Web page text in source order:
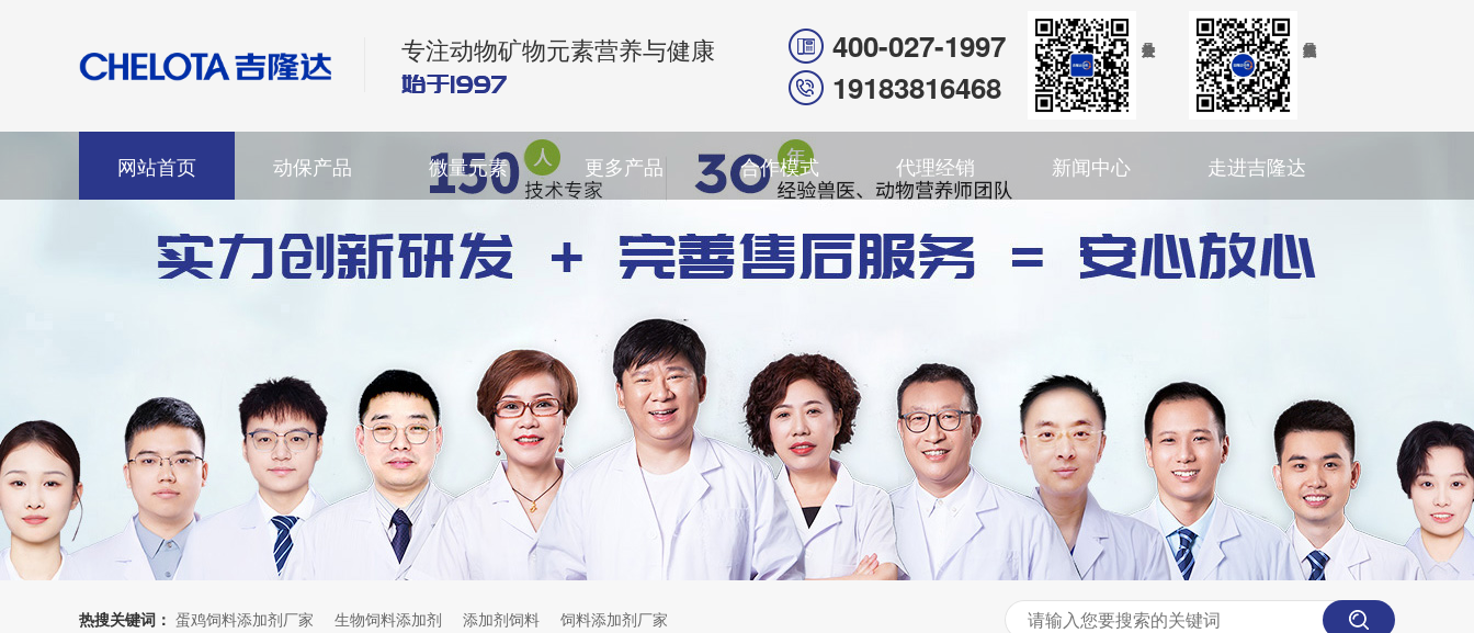
专注动物矿物元素营养与健康
400-027-1997
19183816468
网站首页 动保产品 微量元素 更多产品 合作模式 代理经销 新闻中心 走进吉隆达
热搜关键词： 蛋鸡饲料添加剂厂家 生物饲料添加剂 添加剂饲料 饲料添加剂厂家